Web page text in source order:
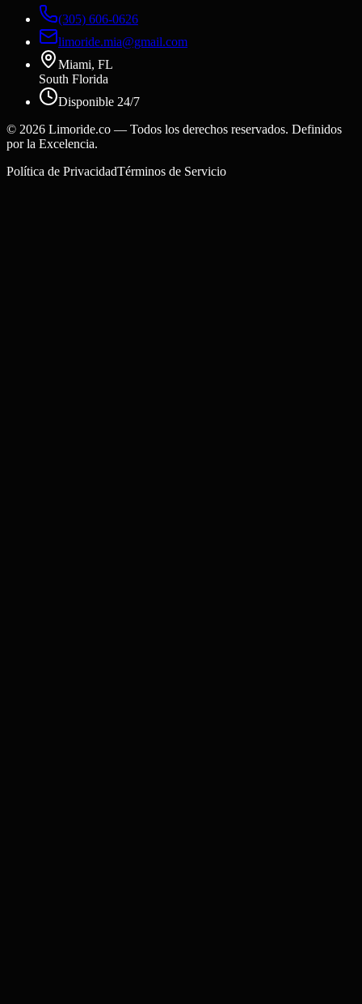
(305) 606-0626
limoride.mia@gmail.com
Miami, FL
South Florida
Disponible 24/7
© 2026 Limoride.co — Todos los derechos reservados. Definidos
por la Excelencia.
Política de PrivacidadTérminos de Servicio